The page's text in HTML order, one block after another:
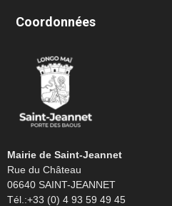
Coordonnées
Mairie de Saint-Jeannet
Rue du Château
06640 SAINT-JEANNET
Tél.:+33 (0) 4 93 59 49 45